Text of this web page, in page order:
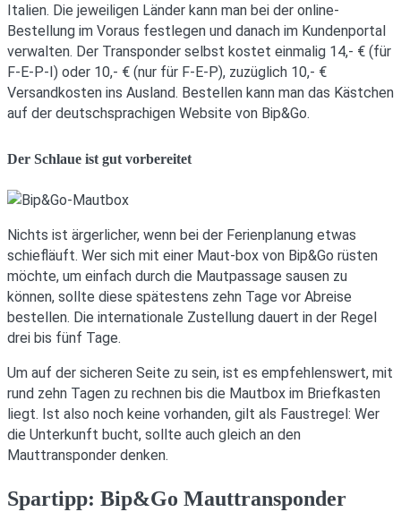
Italien. Die jeweiligen Länder kann man bei der online-
Bestellung im Voraus festlegen und danach im Kundenportal
verwalten. Der Transponder selbst kostet einmalig 14,- € (für
F-E-P-I) oder 10,- € (nur für F-E-P), zuzüglich 10,- €
Versandkosten ins Ausland. Bestellen kann man das Kästchen
auf der deutschsprachigen Website von Bip&Go.
Der Schlaue ist gut vorbereitet
Nichts ist ärgerlicher, wenn bei der Ferienplanung etwas
schiefläuft. Wer sich mit einer Maut-box von Bip&Go rüsten
möchte, um einfach durch die Mautpassage sausen zu
können, sollte diese spätestens zehn Tage vor Abreise
bestellen. Die internationale Zustellung dauert in der Regel
drei bis fünf Tage.
Um auf der sicheren Seite zu sein, ist es empfehlenswert, mit
rund zehn Tagen zu rechnen bis die Mautbox im Briefkasten
liegt. Ist also noch keine vorhanden, gilt als Faustregel: Wer
die Unterkunft bucht, sollte auch gleich an den
Mauttransponder denken.
Spartipp: Bip&Go Mauttransponder